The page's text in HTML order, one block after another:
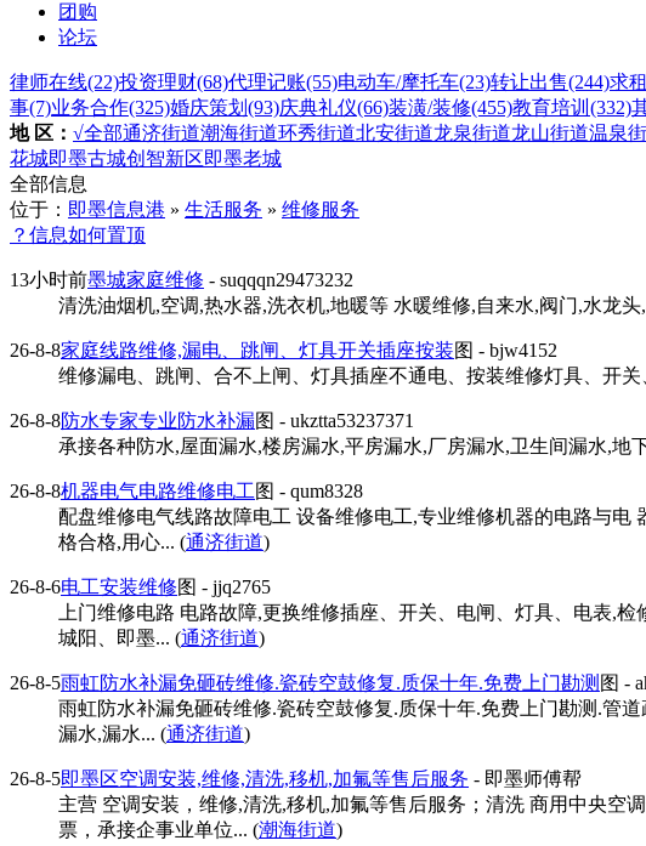
团购
论坛
律师在线(22)投资理财(68)代理记账(55)电动车/摩托车(23)转让出售(244)求
事(7)业务合作(325)婚庆策划 (93)庆典礼仪(66)装潢/装修(455)教育培训 (332)
地 区： √全部通济街道潮海街道环秀街道北安街道龙泉街道龙山街道温泉
花城即墨古城创智新区即墨老城
全部信息
位于： 即墨信息港 » 生活服务 » 维修服务
？信息如何置顶
13小时前墨城家庭维修 - suqqqn29473232
清洗油烟机,空调,热水器,洗衣机,地暖等 水暖维修,自来水,阀门,水龙
26-8-8家庭线路维修,漏电、跳闸、灯具开关插座按装图 - bjw4152
维修漏电、跳闸、合不上闸、灯具插座不通电、按装维修灯具、开
26-8-8防水专家专业防水补漏图 - ukztta53237371
承接各种防水,屋面漏水,楼房漏水,平房漏水,厂房漏水,卫生间漏水,
26-8-8机器电气电路维修电工图 - qum8328
配盘维修电气线路故障电工 设备维修电工,专业维修机器的电路与
格合格,用心... (通济街道)
26-8-6电工安装维修图 - jjq2765
上门维修电路 电路故障,更换维修插座、开关、电闸、灯具、电表,
城阳、即墨... (通济街道)
26-8-5雨虹防水补漏免砸砖维修.瓷砖空鼓修复.质保十年.免费上门勘测 图 -
雨虹防水补漏免砸砖维修.瓷砖空鼓修复.质保十年.免费上门勘测.管
漏水,漏水... (通济街道)
26-8-5即墨区空调安装,维修,清洗,移机,加氟等售后服务 - 即墨师傅帮
主营 空调安装，维修,清洗,移机,加氟等售后服务；清洗 商用中央空
票，承接企事业单位... (潮海街道)